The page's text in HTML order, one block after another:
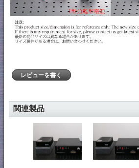
レビューを書く
関連製品